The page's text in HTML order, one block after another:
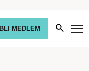
BLI MEDLEM